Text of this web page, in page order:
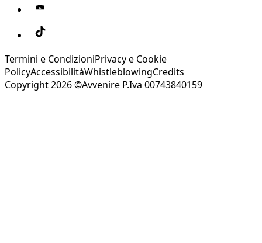
Termini e CondizioniPrivacy e Cookie
PolicyAccessibilitàWhistleblowingCredits
Copyright 2026 ©Avvenire P.Iva 00743840159